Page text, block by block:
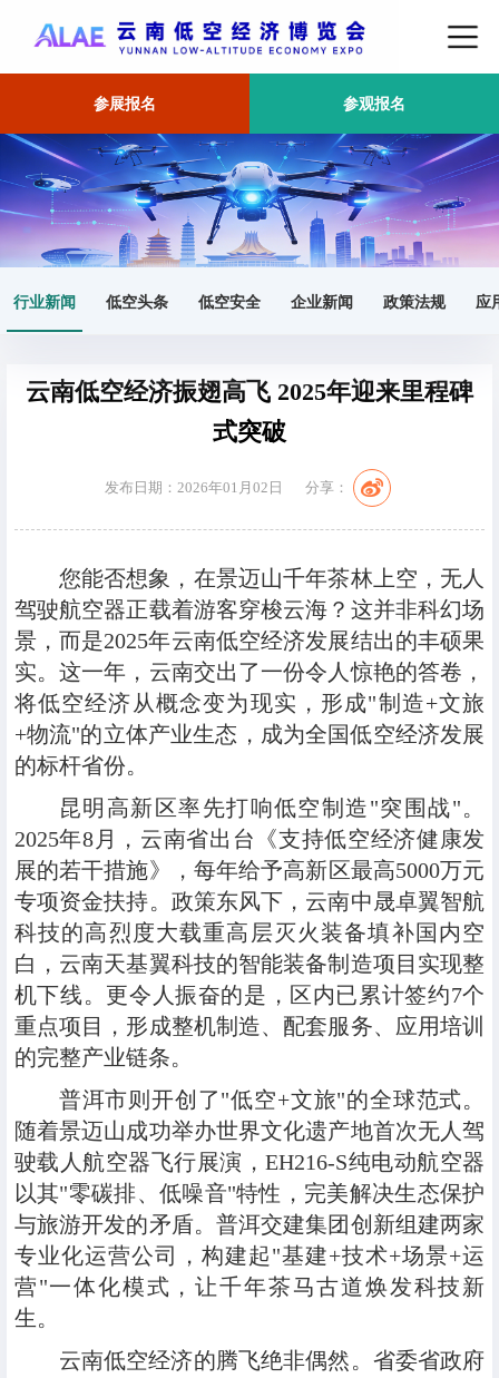
参展报名 参观报名
行业新闻 低空头条 低空安全 企业新闻 政策法规 应
首页 行业新闻 正文
云南低空经济振翅高飞 2025年迎来里程碑
式突破
发布日期：2026年01月02日 分享：
您能否想象，在景迈山千年茶林上空，无人
驾驶航空器正载着游客穿梭云海？这并非科幻场
景，而是2025年云南低空经济发展结出的丰硕果
实。这一年，云南交出了一份令人惊艳的答卷，
将低空经济从概念变为现实，形成"制造+文旅
+物流"的立体产业生态，成为全国低空经济发展
的标杆省份。
昆明高新区率先打响低空制造"突围战"。
2025年8月，云南省出台《支持低空经济健康发
展的若干措施》，每年给予高新区最高5000万元
专项资金扶持。政策东风下，云南中晟卓翼智航
科技的高烈度大载重高层灭火装备填补国内空
白，云南天基翼科技的智能装备制造项目实现整
机下线。更令人振奋的是，区内已累计签约7个
重点项目，形成整机制造、配套服务、应用培训
的完整产业链条。
普洱市则开创了"低空+文旅"的全球范式。
随着景迈山成功举办世界文化遗产地首次无人驾
驶载人航空器飞行展演，EH216-S纯电动航空器
以其"零碳排、低噪音"特性，完美解决生态保护
与旅游开发的矛盾。普洱交建集团创新组建两家
专业化运营公司，构建起"基建+技术+场景+运
营"一体化模式，让千年茶马古道焕发科技新
生。
云南低空经济的腾飞绝非偶然。省委省政府